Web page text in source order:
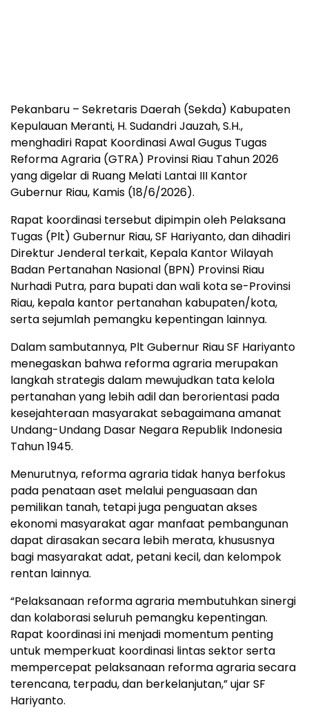
Pekanbaru – Sekretaris Daerah (Sekda) Kabupaten
Kepulauan Meranti, H. Sudandri Jauzah, S.H.,
menghadiri Rapat Koordinasi Awal Gugus Tugas
Reforma Agraria (GTRA) Provinsi Riau Tahun 2026
yang digelar di Ruang Melati Lantai III Kantor
Gubernur Riau, Kamis (18/6/2026).
Rapat koordinasi tersebut dipimpin oleh Pelaksana
Tugas (Plt) Gubernur Riau, SF Hariyanto, dan dihadiri
Direktur Jenderal terkait, Kepala Kantor Wilayah
Badan Pertanahan Nasional (BPN) Provinsi Riau
Nurhadi Putra, para bupati dan wali kota se-Provinsi
Riau, kepala kantor pertanahan kabupaten/kota,
serta sejumlah pemangku kepentingan lainnya.
Dalam sambutannya, Plt Gubernur Riau SF Hariyanto
menegaskan bahwa reforma agraria merupakan
langkah strategis dalam mewujudkan tata kelola
pertanahan yang lebih adil dan berorientasi pada
kesejahteraan masyarakat sebagaimana amanat
Undang-Undang Dasar Negara Republik Indonesia
Tahun 1945.
Menurutnya, reforma agraria tidak hanya berfokus
pada penataan aset melalui penguasaan dan
pemilikan tanah, tetapi juga penguatan akses
ekonomi masyarakat agar manfaat pembangunan
dapat dirasakan secara lebih merata, khususnya
bagi masyarakat adat, petani kecil, dan kelompok
rentan lainnya.
“Pelaksanaan reforma agraria membutuhkan sinergi
dan kolaborasi seluruh pemangku kepentingan.
Rapat koordinasi ini menjadi momentum penting
untuk memperkuat koordinasi lintas sektor serta
mempercepat pelaksanaan reforma agraria secara
terencana, terpadu, dan berkelanjutan,” ujar SF
Hariyanto.